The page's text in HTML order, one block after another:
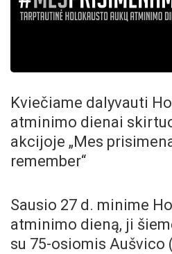
Kviečiame dalyvauti
atminimo dienai
akcijoje „Mes
remember“
Sausio 27 d. minime
atminimo dieną, ji
su 75-osiomis Aušvico